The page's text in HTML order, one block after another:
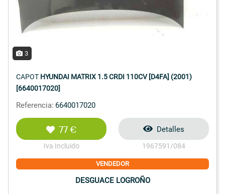
3
CAPOT HYUNDAI MATRIX 1.5 CRDI 110CV [D4FA] (2001)
[6640017020]
Referencia: 6640017020
77 €
Iva Incluido
Detalles
1967591/084
VENDEDOR
DESGUACE LOGROÑO